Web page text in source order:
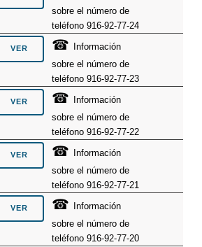
sobre el número de
teléfono 916-92-77-24
☎
Información
sobre el número de
teléfono 916-92-77-23
☎
Información
sobre el número de
teléfono 916-92-77-22
☎
Información
sobre el número de
teléfono 916-92-77-21
☎
Información
sobre el número de
teléfono 916-92-77-20